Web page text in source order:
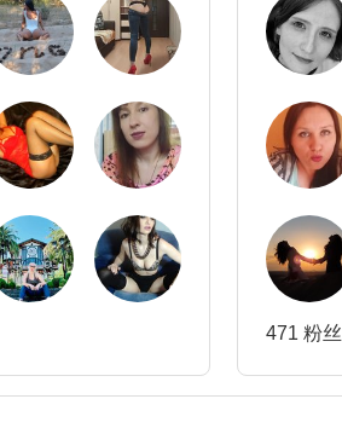
471 粉丝